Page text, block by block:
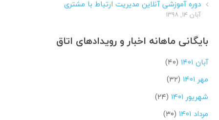
دوره آموزشی آنلاین مدیریت ارتباط با مشتری
آبان ۱۴, ۱۳۹۸
بایگانی ماهانه اخبار و رویدادهای اتاق
آبان ۱۴۰۱
(۴۰)
مهر ۱۴۰۱
(۳۲)
شهریور ۱۴۰۱
(۲۴)
مرداد ۱۴۰۱
(۳۰)